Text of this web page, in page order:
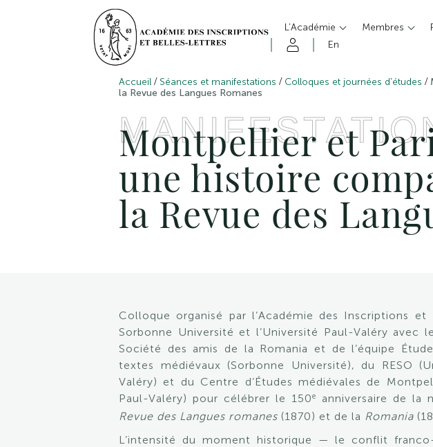
L’Académie Membres
En
Accueil / Séances et manifestations / Colloques et journées d'études /
la Revue des Langues Romanes
Montpellier et
une histoire
la Revue des
Colloque organisé par l’Académie des Inscriptions et
Sorbonne Université et l’Université Paul-Valéry avec
Société des amis de la Romania et de l’équipe
textes médiévaux (Sorbonne Université), du RESO
Valéry) et du Centre d’Études médiévales de
Paul-Valéry) pour célébrer le 150e
anniversaire de la
Revue des Langues romanes (1870) et de la Romania
L’intensité du moment historique — le conflit